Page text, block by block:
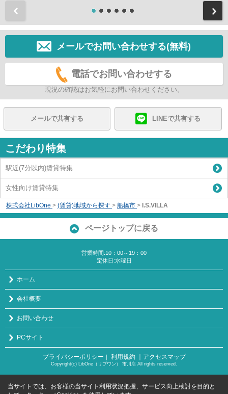
メールでお問い合わせする(無料)
電話でお問い合わせする
現況の確認はお気軽にお問い合わせください。
メールで共有する LINEで共有する
こだわり特集
駅近(7分以内)賃貸特集
女性向け賃貸特集
株式会社LibOne > (賃貸)地域から探す > 船橋市 > I.S.VILLA
ページトップに戻る
営業時間:10：00～19：00
定休日:水曜日
ホーム
会社概要
お問い合わせ
PCサイト
プライバシーポリシー 利用規約 ｜アクセスマップ
Copyright(c) LibOne（リブワン） 市川店 All rights reserved.
当サイトでは、お客様の当サイト利用状況把握、サービス向上検討を目的と